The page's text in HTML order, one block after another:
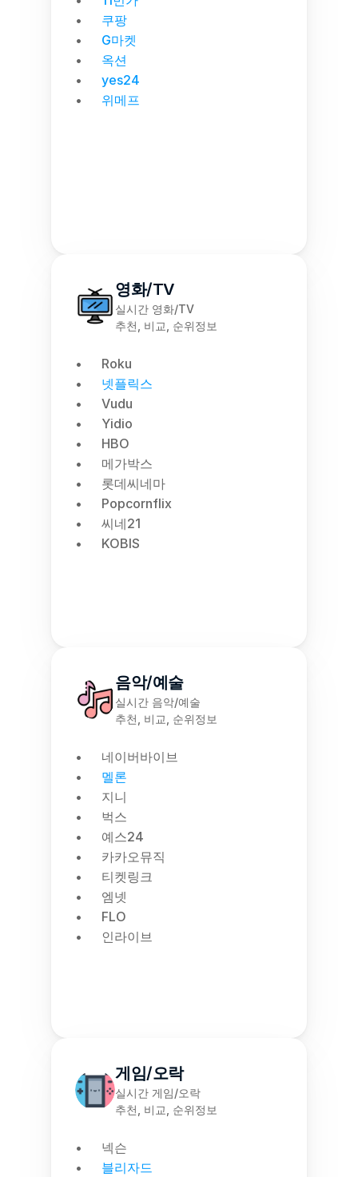
쿠팡
G마켓
옥션
yes24
위메프
영화/TV
실시간 영화/TV
추천, 비교, 순위정보
Roku
넷플릭스
Vudu
Yidio
HBO
메가박스
롯데씨네마
Popcornflix
씨네21
KOBIS
음악/예술
실시간 음악/예술
추천, 비교, 순위정보
네이버바이브
멜론
지니
벅스
예스24
카카오뮤직
티켓링크
엠넷
FLO
인라이브
게임/오락
실시간 게임/오락
추천, 비교, 순위정보
넥슨
블리자드